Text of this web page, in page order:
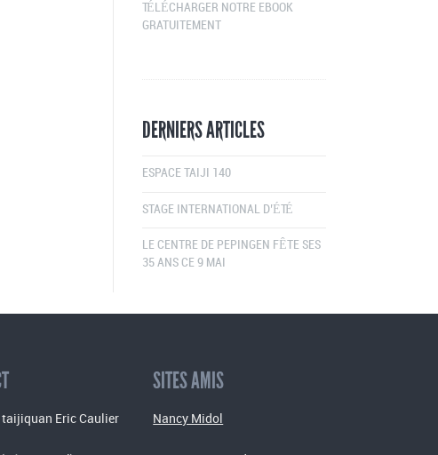
TÉLÉCHARGER NOTRE EBOOK
GRATUITEMENT
DERNIERS ARTICLES
ESPACE TAIJI 140
STAGE INTERNATIONAL D’ÉTÉ
LE CENTRE DE PEPINGEN FÊTE SES
35 ANS CE 9 MAI
taijiquan Eric Caulier
SITES AMIS
Nancy Midol